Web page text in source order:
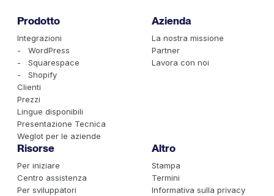
Prodotto
Integrazioni
- WordPress
- Squarespace
- Shopify
Clienti
Prezzi
Lingue disponibili
Presentazione Tecnica
Weglot per le aziende
Azienda
La nostra missione
Partner
Lavora con noi
Risorse
Per iniziare
Centro assistenza
Per sviluppatori
Altro
Stampa
Termini
Informativa sulla privacy